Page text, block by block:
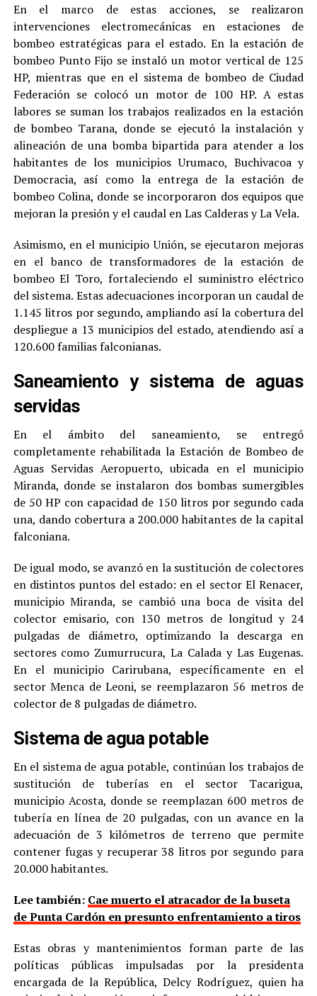
En el marco de estas acciones, se realizaron
intervenciones electromecánicas en estaciones de
bombeo estratégicas para el estado. En la estación de
bombeo Punto Fijo se instaló un motor vertical de 125
HP, mientras que en el sistema de bombeo de Ciudad
Federación se colocó un motor de 100 HP. A estas
labores se suman los trabajos realizados en la estación
de bombeo Tarana, donde se ejecutó la instalación y
alineación de una bomba bipartida para atender a los
habitantes de los municipios Urumaco, Buchivacoa y
Democracia, así como la entrega de la estación de
bombeo Colina, donde se incorporaron dos equipos que
mejoran la presión y el caudal en Las Calderas y La Vela.
Asimismo, en el municipio Unión, se ejecutaron mejoras
en el banco de transformadores de la estación de
bombeo El Toro, fortaleciendo el suministro eléctrico
del sistema. Estas adecuaciones incorporan un caudal de
1.145 litros por segundo, ampliando así la cobertura del
despliegue a 13 municipios del estado, atendiendo así a
120.600 familias falconianas.
Saneamiento y sistema de aguas
servidas
En el ámbito del saneamiento, se entregó
completamente rehabilitada la Estación de Bombeo de
Aguas Servidas Aeropuerto, ubicada en el municipio
Miranda, donde se instalaron dos bombas sumergibles
de 50 HP con capacidad de 150 litros por segundo cada
una, dando cobertura a 200.000 habitantes de la capital
falconiana.
De igual modo, se avanzó en la sustitución de colectores
en distintos puntos del estado: en el sector El Renacer,
municipio Miranda, se cambió una boca de visita del
colector emisario, con 130 metros de longitud y 24
pulgadas de diámetro, optimizando la descarga en
sectores como Zumurrucura, La Calada y Las Eugenas.
En el municipio Carirubana, específicamente en el
sector Menca de Leoni, se reemplazaron 56 metros de
colector de 8 pulgadas de diámetro.
Sistema de agua potable
En el sistema de agua potable, continúan los trabajos de
sustitución de tuberías en el sector Tacarigua,
municipio Acosta, donde se reemplazan 600 metros de
tubería en línea de 20 pulgadas, con un avance en la
adecuación de 3 kilómetros de terreno que permite
contener fugas y recuperar 38 litros por segundo para
20.000 habitantes.
Lee también: Cae muerto el atracador de la buseta
de Punta Cardón en presunto enfrentamiento a tiros
Estas obras y mantenimientos forman parte de las
políticas públicas impulsadas por la presidenta
encargada de la República, Delcy Rodríguez, quien ha